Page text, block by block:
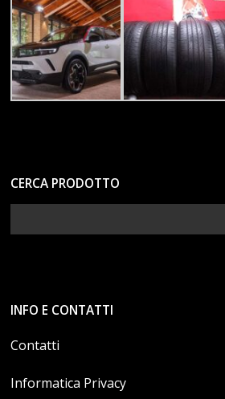
CERCA PRODOTTO
INFO E CONTATTI
Contatti
Informatica Privacy